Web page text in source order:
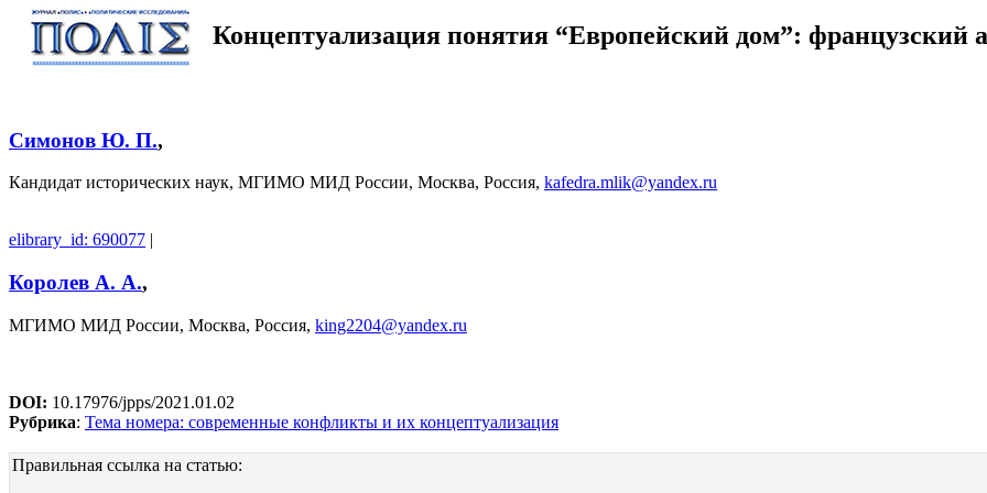
Концептуализация понятия “Европейский дом”: французский
Симонов Ю. П.,
Кандидат исторических наук, МГИМО МИД России, Москва, Россия, kafedra.mlik@yandex.ru
elibrary_id: 690077 |
Королев А. А.,
МГИМО МИД России, Москва, Россия, king2204@yandex.ru
DOI: 10.17976/jpps/2021.01.02
Рубрика: Тема номера: современные конфликты и их концептуализация
Правильная ссылка на статью: